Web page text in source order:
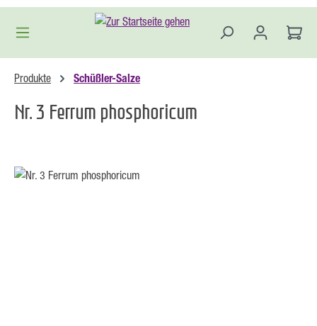
Zum Hauptinhalt springen
Produkte Schüßler-Salze
Nr. 3 Ferrum phosphoricum
Bildergalerie überspringen